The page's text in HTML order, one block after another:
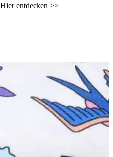
Hier entdecken >>